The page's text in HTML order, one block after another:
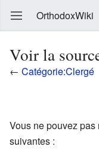
OrthodoxWiki
Voir la
← Catégorie:Clergé
Vous ne pouvez
suivantes :